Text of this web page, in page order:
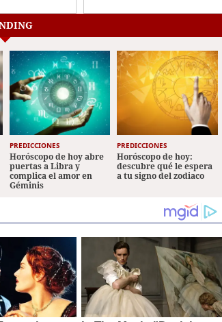
PREDICCIONES
Horóscopo de hoy abre
puertas a Libra y
complica el amor en
Géminis
PREDICCIONES
Horóscopo de hoy:
descubre qué le espera
a tu signo del zodiaco